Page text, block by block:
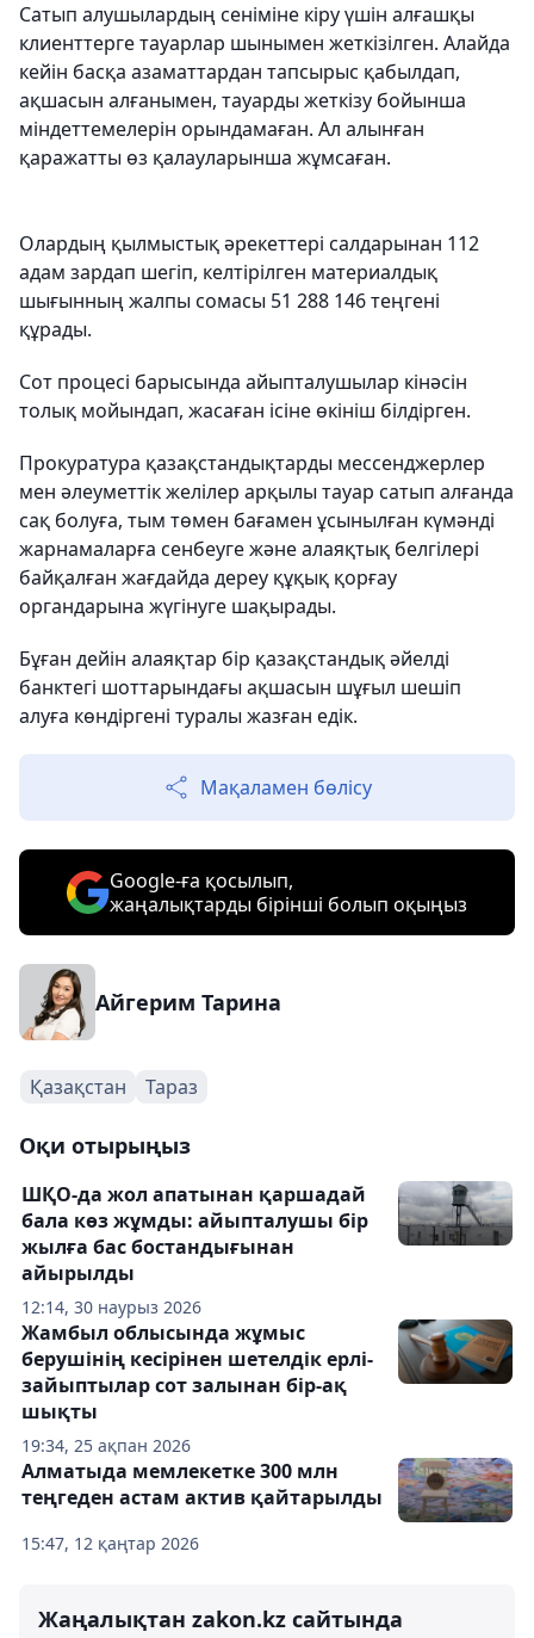
Сатып алушылардың сеніміне кіру үшін алғашқы
клиенттерге тауарлар шынымен жеткізілген. Алайда
кейін басқа азаматтардан тапсырыс қабылдап,
ақшасын алғанымен, тауарды жеткізу бойынша
міндеттемелерін орындамаған. Ал алынған
қаражатты өз қалауларынша жұмсаған.
Олардың қылмыстық әрекеттері салдарынан 112
адам зардап шегіп, келтірілген материалдық
шығынның жалпы сомасы 51 288 146 теңгені
құрады.
Сот процесі барысында айыпталушылар кінәсін
толық мойындап, жасаған ісіне өкініш білдірген.
Прокуратура қазақстандықтарды мессенджерлер
мен әлеуметтік желілер арқылы тауар сатып алғанда
сақ болуға, тым төмен бағамен ұсынылған күмәнді
жарнамаларға сенбеуге және алаяқтық белгілері
байқалған жағдайда дереу құқық қорғау
органдарына жүгінуге шақырады.
Бұған дейін алаяқтар бір қазақстандық әйелді
банктегі шоттарындағы ақшасын шұғыл шешіп
алуға көндіргені туралы жазған едік.
Мақаламен бөлісу
Google-ға қосылып,
жаңалықтарды бірінші болып оқыңыз
Айгерим Тарина
Қазақстан Тараз
Оқи отырыңыз
12:14, 30 наурыз 2026
ШҚО-да жол апатынан қаршадай
бала көз жұмды: айыпталушы бір
жылға бас бостандығынан
айырылды
19:34, 25 ақпан 2026
Жамбыл облысында жұмыс
берушінің кесірінен шетелдік ерлі-
зайыптылар сот залынан бір-ақ
шықты
15:47, 12 қаңтар 2026
Алматыда мемлекетке 300 млн
теңгеден астам актив қайтарылды
Жаңалықтан zakon.kz сайтында